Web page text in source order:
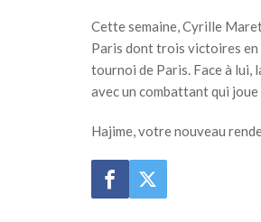
Cette semaine, Cyrille
Paris dont trois victoires en
tournoi de Paris. Face à lui,
avec un combattant qui
Hajime, votre nouveau